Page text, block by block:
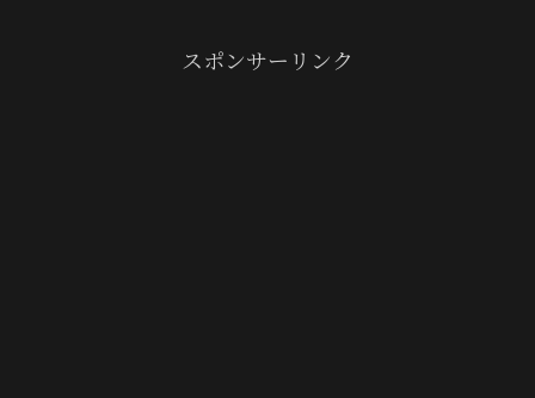
スポンサーリンク